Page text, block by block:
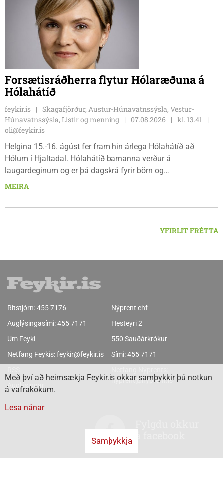
Forsætisráðherra flytur Hólaræðuna á
Hólahátíð
feykir.is
Skagafjörður, Austur-Húnavatnssýsla, Vestur-
Húnavatnssýsla, Listir og menning
07.08.2026
kl. 13.41
oli@feykir.is
Helgina 15.-16. ágúst fer fram hin árlega Hólahátíð að
Hólum í Hjaltadal. Hólahátíð barnanna verður á
laugardeginum og er þá dagskrá fyrir börn og
fjölskyldur.Lydía Einarsdóttir svæðisstjóri æskulýðsmála og
MEIRA
YFIRLIT FRÉTTA
Ritstjórn:455 7176
Auglýsingasími:455 7171
Um Feyki
Netfang Feykis:feykir@feykir.is
Auglýsingar
Nýprent ehf
Hesteyri 2
550 Sauðárkrókur
Sími:455 7171
nyprent@nyprent.is
Með því að heimsækja Feykir.is okkar samþykkir þú notkun
á vafrakökum.
Lesa nánar
Samþykkja